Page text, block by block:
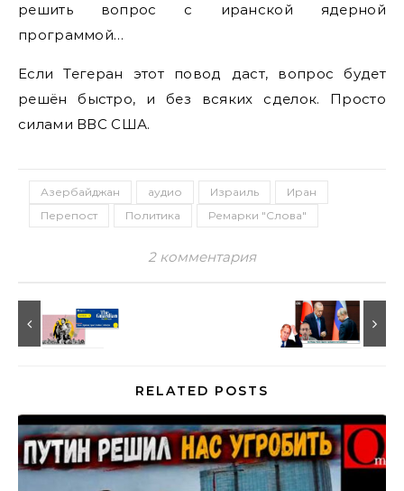
решить вопрос с иранской ядерной
программой…
Если Тегеран этот повод даст, вопрос будет
решён быстро, и без всяких сделок. Просто
силами ВВС США.
Азербайджан аудио Израиль
Иран
Перепост
Политика Ремарки "Слова"
2 комментария
RELATED POSTS